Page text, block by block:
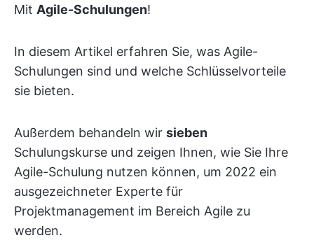
Mit Agile-Schulungen!
In diesem Artikel erfahren Sie, was Agile-
Schulungen sind und welche Schlüsselvorteile
sie bieten.
Außerdem behandeln wir sieben
Schulungskurse und zeigen Ihnen, wie Sie Ihre
Agile-Schulung nutzen können, um 2022 ein
ausgezeichneter Experte für
Projektmanagement im Bereich Agile zu
werden.